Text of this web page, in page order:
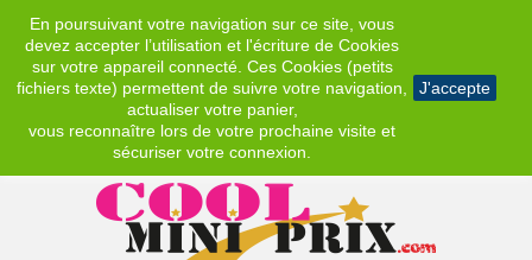
En poursuivant votre navigation sur ce site, vous
devez accepter l’utilisation et l'écriture de Cookies
sur votre appareil connecté. Ces Cookies (petits
fichiers texte) permettent de suivre votre navigation,
actualiser votre panier,
vous reconnaître lors de votre prochaine visite et
sécuriser votre connexion.
J'accepte
EUR